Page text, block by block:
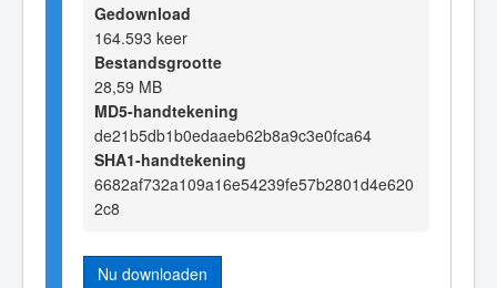
Gedownload
164.593 keer
Bestandsgrootte
28,59 MB
MD5-handtekening
de21b5db1b0edaaeb62b8a9c3e0fca64
SHA1-handtekening
6682af732a109a16e54239fe57b2801d4e620
2c8
Nu downloaden